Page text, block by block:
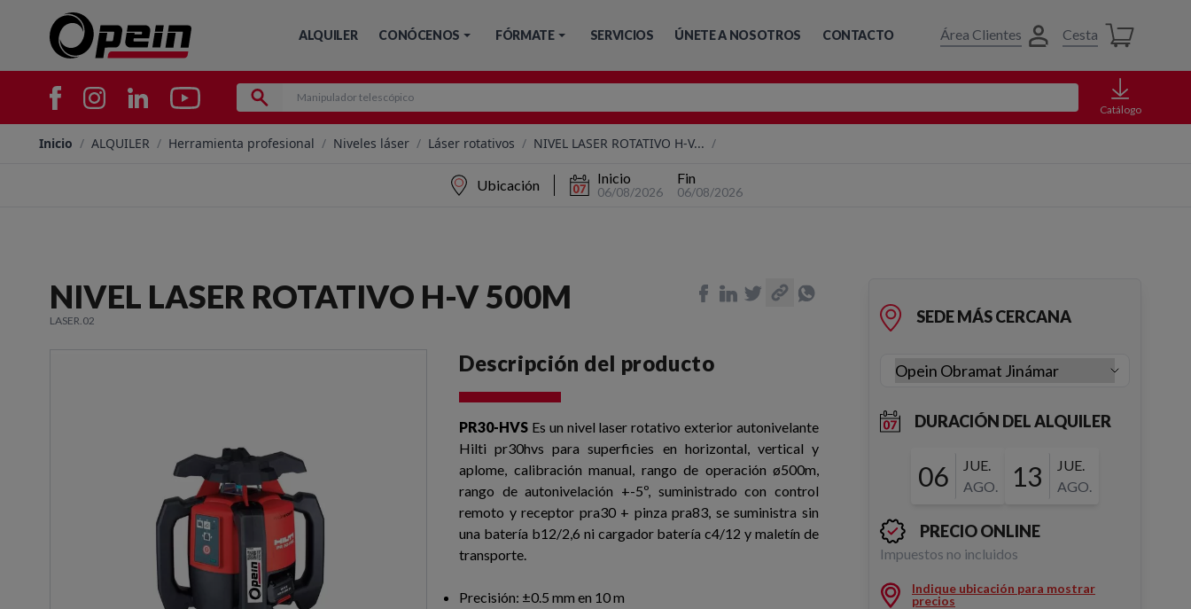
ALQUILER CONÓCENOS FÓRMATE SERVICIOS ÚNETE A NOSOTROS CONTACTO Área Clientes Cesta
Catálogo
Inicio / ALQUILER / Herramienta profesional / Niveles láser / Láser rotativos / NIVEL LASER ROTATIVO H-V... /
Ubicación Inicio
06/08/2026
Fin
06/08/2026
NIVEL LASER ROTATIVO H-V 500M
LASER.02
Descripción del producto
PR30-HVS Es un nivel laser rotativo exterior autonivelante
Hilti pr30hvs para superficies en horizontal, vertical y
aplome, calibración manual, rango de operación ø500m,
rango de autonivelación +-5º, suministrado con control
remoto y receptor pra30 + pinza pra83, se suministra sin
una batería b12/2,6 ni cargador batería c4/12 y maletín de
transporte.
Precisión: ±0.5 mm en 10 m
SEDE MÁS CERCANA
DURACIÓN DEL ALQUILER
06
JUE.
AGO.
13
JUE.
AGO.
PRECIO ONLINE
Impuestos no incluidos
Indique ubicación para mostrar
precios